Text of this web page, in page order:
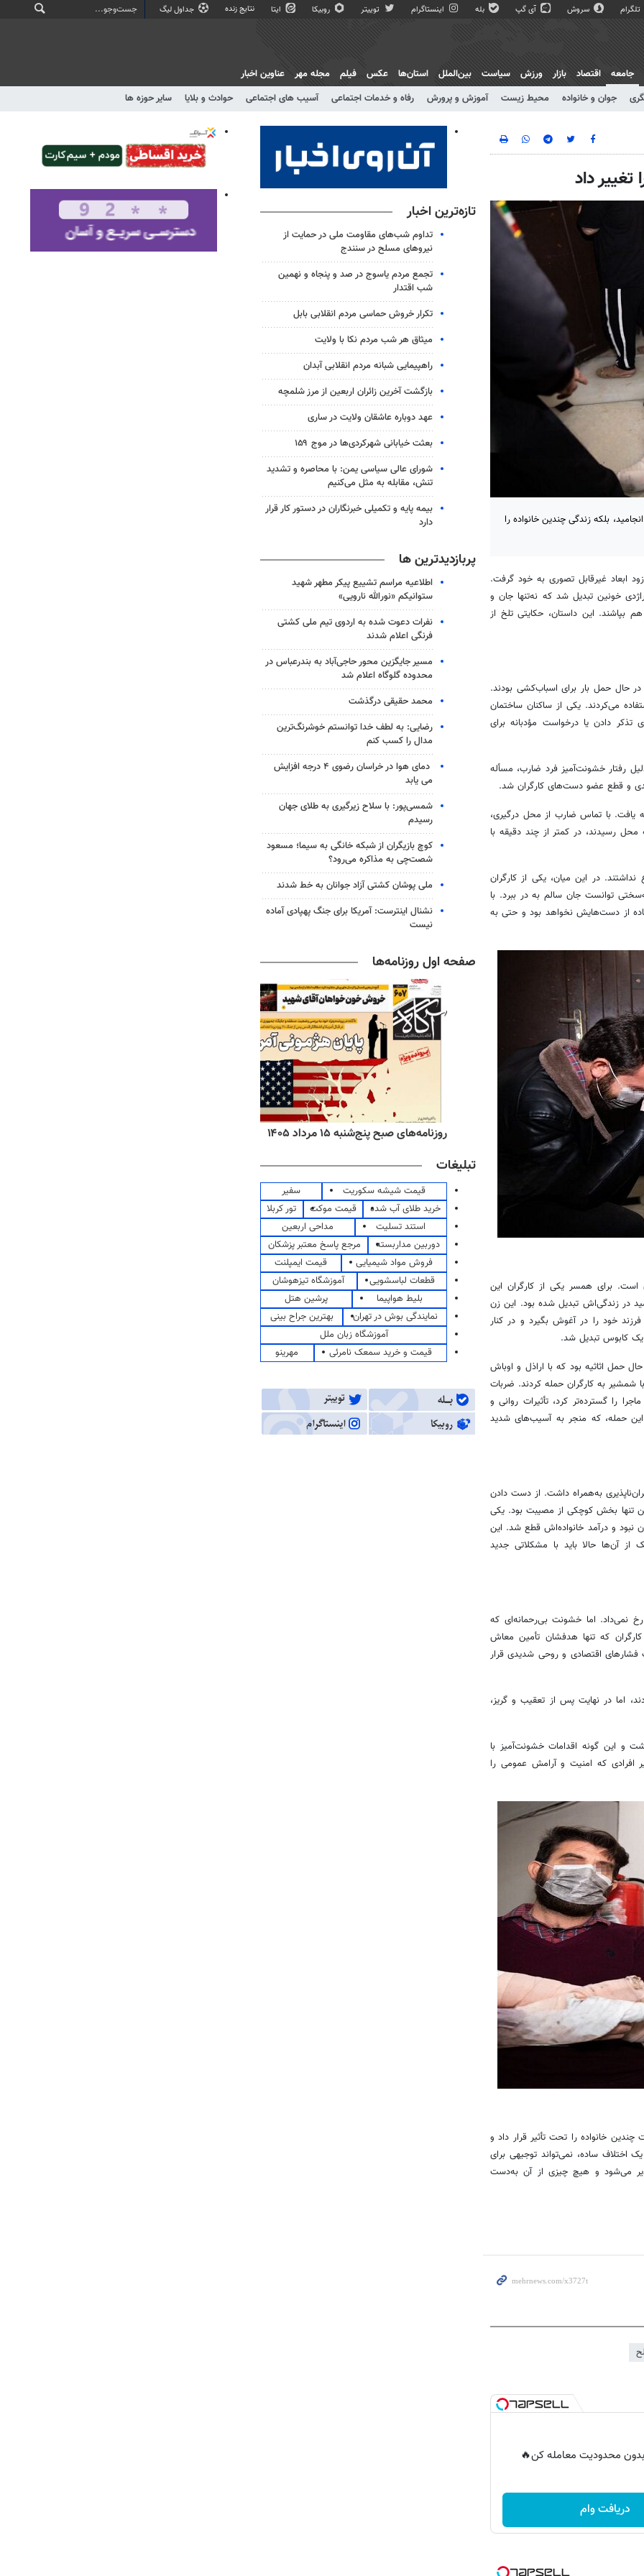
تلگرام سروش آی گپ بله اینستاگرام توییتر روبیکا ایتا نتایج زنده جداول لیگ
جامعه
جوان و خانواده محیط زیست آموزش و پرورش رفاه و خدمات اجتماعی آسیب های اجتماعی حوادث و بلایا سایر حوزه ها
اقتصاد بازار ورزش سیاست بین‌الملل استان‌ها عکس فیلم مجله مهر عناوین اخبار
داد
بلکه زندگی چندین خانواده را
ابعاد غیرقابل تصوری به خود گرفت.
خونین تبدیل شد که نه‌تنها جان و
بپاشند. این داستان، حکایتی تلخ از
حال حمل بار برای اسباب‌کشی بودند.
می‌کردند. یکی از ساکنان ساختمان
دادن یا درخواست مؤدبانه برای
رفتار خشونت‌آمیز فرد ضارب، مسأله
و قطع عضو دست‌های کارگران شد.
یافت. با تماس ضارب از محل درگیری،
محل رسیدند، در کمتر از چند دقیقه با
در این میان، یکی از کارگران
توانست جان سالم به در ببرد. با
از دست‌هایش نخواهد بود و حتی به
برای همسر یکی از کارگران این
و پر از امید در زندگی‌اش تبدیل شده بود. این زن
خود را در آغوش بگیرد و در کنار
کابوس تبدیل شد.
حمل اثاثیه بود که با اراذل و اوباش
شمشیر به کارگران حمله کردند. ضربات
را گسترده‌تر کرد، تأثیرات روانی و
حمله، که منجر به آسیب‌های شدید
به‌همراه داشت. از دست دادن
این تنها بخش کوچکی از مصیبت بود. یکی
نبود و درآمد خانواده‌اش قطع شد. این
آن‌ها حالا باید با مشکلاتی جدید
نمی‌داد. اما خشونت بی‌رحمانه‌ای که
که تنها هدفشان تأمین معاش
فشارهای اقتصادی و روحی شدیدی قرار
اما در نهایت پس از تعقیب و گریز،
و این گونه اقدامات خشونت‌آمیز با
افرادی که امنیت و آرامش عمومی را
خانواده را تحت تأثیر قرار داد و
اختلاف ساده، نمی‌تواند توجیهی برای
می‌شود و هیچ چیزی از آن به‌دست
بدون محدودیت معامله کن🔥
دریافت وام
تازه‌ترین اخبار
تداوم شب‌های مقاومت ملی در حمایت از
نیروهای مسلح در سنندج
تجمع مردم یاسوج در صد و پنجاه و نهمین
شب اقتدار
تکرار خروش حماسی مردم انقلابی بابل
میثاق هر شب مردم نکا با ولایت
راهپیمایی شبانه مردم انقلابی آبدان
بازگشت آخرین زائران اربعین از مرز شلمچه
عهد دوباره عاشقان ولایت در ساری
بعثت خیابانی شهرکردی‌ها در موج ۱۵۹
شورای عالی سیاسی یمن: با محاصره و تشدید
تنش، مقابله به مثل می‌کنیم
بیمه پایه و تکمیلی خبرنگاران در دستور کار قرار
دارد
پربازدیدترین ها
اطلاعیه مراسم تشییع پیکر مطهر شهید
ستوانیکم «نورالله نارویی»
نفرات دعوت شده به اردوی تیم ملی کشتی
فرنگی اعلام شدند
مسیر جایگزین محور حاجی‌آباد به بندرعباس در
محدوده گلوگاه اعلام شد
محمد حقیقی درگذشت
رضایی: به لطف خدا توانستم خوشرنگ‌ترین
مدال را کسب کنم
دمای هوا در خراسان رضوی ۴ درجه افزایش
می یابد
شمسی‌پور: با سلاح زیرگیری به طلای جهان
رسیدم
کوچ بازیگران از شبکه خانگی به سیما؛ مسعود
شصت‌چی به مذاکره می‌رود؟
ملی پوشان کشتی آزاد جوانان به خط شدند
نشنال اینترست: آمریکا برای جنگ پهپادی آماده
نیست
صفحه اول روزنامه‌ها
اقتصادی پنج‌شنبه ۱۵ مرداد ۱۴۰۵ روزنامه‌های صبح پنج‌شنبه ۱۵ مرداد ۱۴۰۵
تبلیغات
قیمت شیشه سکوریت
سفیر
خرید طلای آب شده
قیمت موکت
تور کربلا
استند تسلیت
مداحی اربعین
دوربین مداربسته
مرجع پاسخ معتبر پزشکان
فروش مواد شیمیایی
قیمت ایمپلنت
قطعات لباسشویی
آموزشگاه تیزهوشان
بلیط هواپیما
پرشین هتل
نمایندگی بوش در تهران
بهترین جراح بینی
آموزشگاه زبان ملل
قیمت و خرید سمعک نامرئی
مهرینو